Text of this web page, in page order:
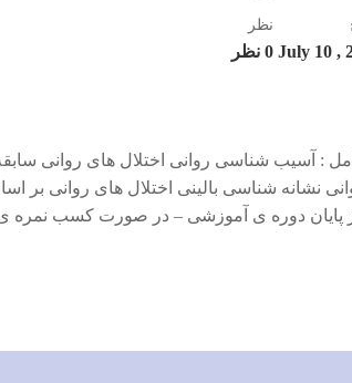
نظر
0 نظر
آسیب شناسی روانی اختلال های روانی
نشانه شناسی بالینی اختلال های روانی
از پایان دوره ی آموزشی – در صورت کسب